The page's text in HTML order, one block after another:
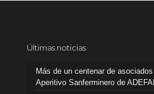
Últimas noticias
Más de un centenar de
Aperitivo Sanferminero de